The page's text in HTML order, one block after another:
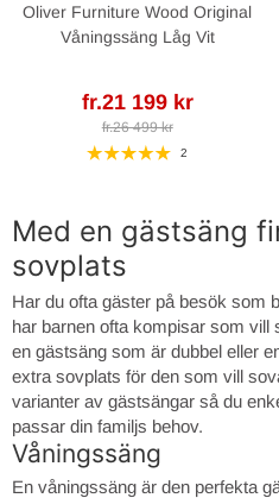
Oliver Furniture Wood Original
Våningssäng Låg Vit
fr.21 199 kr
fr.26 499 kr
2
Med en gästsäng
sovplats
Har du ofta gäster på besök som
har barnen ofta kompisar som
en gästsäng som är dubbel eller
extra sovplats för den som vill
varianter av gästsängar så du
passar din familjs behov.
Våningssäng
En våningssäng är den perfekta